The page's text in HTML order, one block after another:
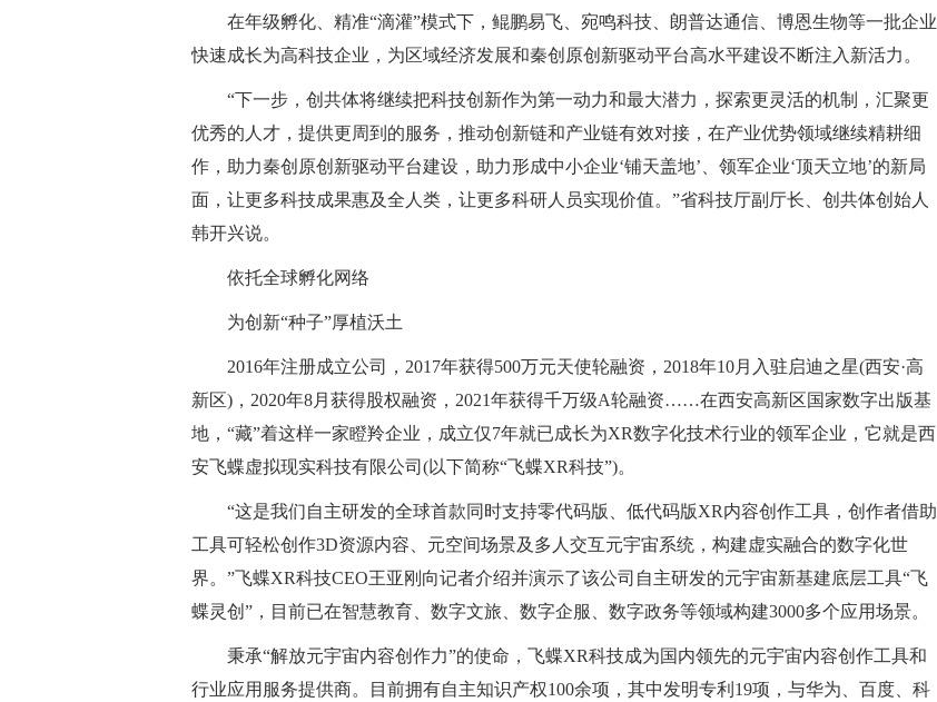
在年级孵化、精准“滴灌”模式下，鲲鹏易飞、宛鸣科技、朗普达通信、博恩生物等一批企业
快速成长为高科技企业，为区域经济发展和秦创原创新驱动平台高水平建设不断注入新活力。
“下一步，创共体将继续把科技创新作为第一动力和最大潜力，探索更灵活的机制，汇聚更
优秀的人才，提供更周到的服务，推动创新链和产业链有效对接，在产业优势领域继续精耕细
作，助力秦创原创新驱动平台建设，助力形成中小企业‘铺天盖地’、领军企业‘顶天立地’的新局
面，让更多科技成果惠及全人类，让更多科研人员实现价值。”省科技厅副厅长、创共体创始人
韩开兴说。
依托全球孵化网络
为创新“种子”厚植沃土
2016年注册成立公司，2017年获得500万元天使轮融资，2018年10月入驻启迪之星(西安·高
新区)，2020年8月获得股权融资，2021年获得千万级A轮融资……在西安高新区国家数字出版基
地，“藏”着这样一家瞪羚企业，成立仅7年就已成长为XR数字化技术行业的领军企业，它就是西
安飞蝶虚拟现实科技有限公司(以下简称“飞蝶XR科技”)。
“这是我们自主研发的全球首款同时支持零代码版、低代码版XR内容创作工具，创作者借助
工具可轻松创作3D资源内容、元空间场景及多人交互元宇宙系统，构建虚实融合的数字化世
界。”飞蝶XR科技CEO王亚刚向记者介绍并演示了该公司自主研发的元宇宙新基建底层工具“飞
蝶灵创”，目前已在智慧教育、数字文旅、数字企服、数字政务等领域构建3000多个应用场景。
秉承“解放元宇宙内容创作力”的使命，飞蝶XR科技成为国内领先的元宇宙内容创作工具和
行业应用服务提供商。目前拥有自主知识产权100余项，其中发明专利19项，与华为、百度、科